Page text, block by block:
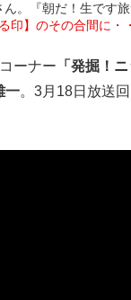
。『朝だ！生です
印】のその合間に・
ーナー 「発掘！
一。3月18日放送